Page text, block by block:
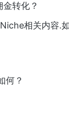
转化？
相关内容.
何？